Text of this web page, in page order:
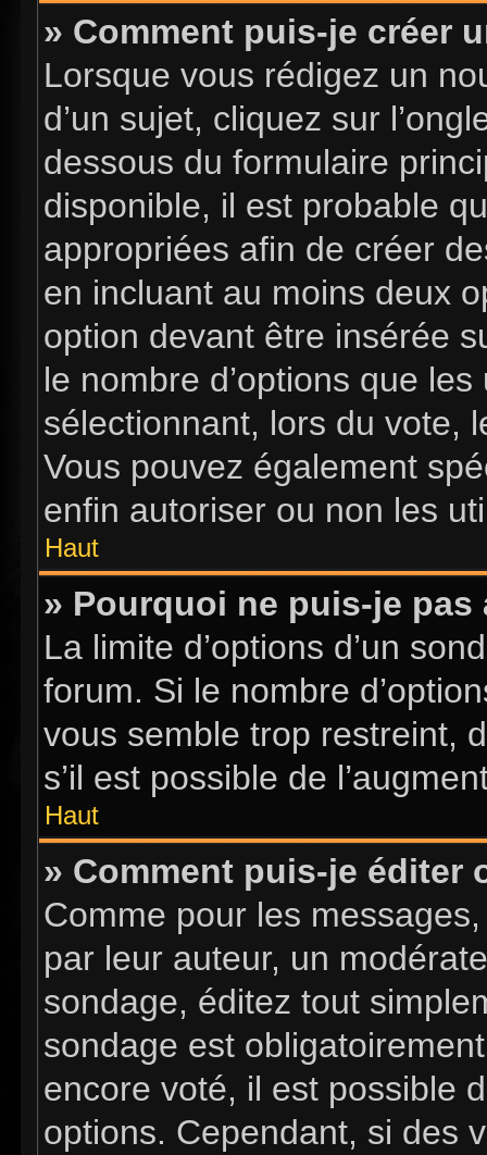
» Comment puis-je créer
Lorsque vous rédigez un
d’un sujet, cliquez sur
dessous du formulaire
disponible, il est probable
appropriées afin de créer
en incluant au moins deux
option devant être insérée
le nombre d’options que
sélectionnant, lors du vote,
Vous pouvez également
enfin autoriser ou non les
Haut
» Pourquoi ne puis-je
La limite d’options d’un
forum. Si le nombre
vous semble trop restreint,
s’il est possible de
Haut
» Comment puis-je éditer
Comme pour les
par leur auteur, un
sondage, éditez tout
sondage est
encore voté, il est possible
options. Cependant, si des